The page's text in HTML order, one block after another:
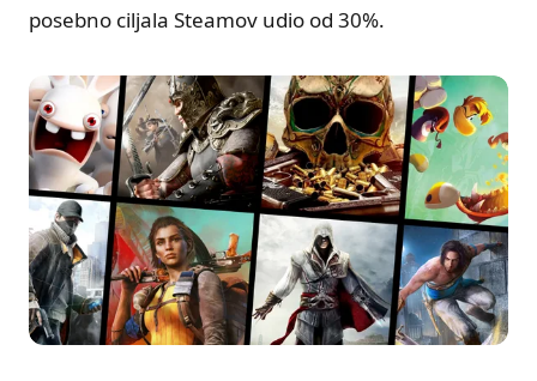
posebno ciljala Steamov udio od 30%.